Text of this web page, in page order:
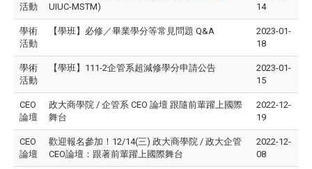
活動
UIUC-MSTM)
14
學術
活動
【學班】必修／畢業學分等常見問題 Q&A
2023-01-
18
學術
活動
【學班】111-2企管系超減修學分申請公告
2023-01-
15
CEO
論壇
政大商學院 / 企管系 CEO 論壇 跟隨前輩躍上國際
舞台
2022-12-
19
CEO
論壇
歡迎報名參加！12/14(三) 政大商學院 / 政大企管
CEO論壇：跟著前輩躍上國際舞台
2022-12-
08